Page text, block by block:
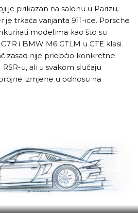
je prikazan na salonu u Parizu,
je trkaća varijanta 911-ice. Porsche
modelima kao što su
i BMW M6 GTLM u GTE klasi.
zasad nije priopćio konkretne
u, ali u svakom slučaju
izmjene u odnosu na